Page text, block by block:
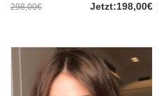
298,00€ Jetzt:198,00€